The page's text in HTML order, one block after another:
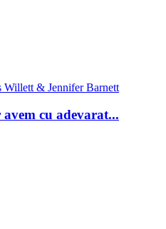
Willett & Jennifer Barnett
cu adevarat...